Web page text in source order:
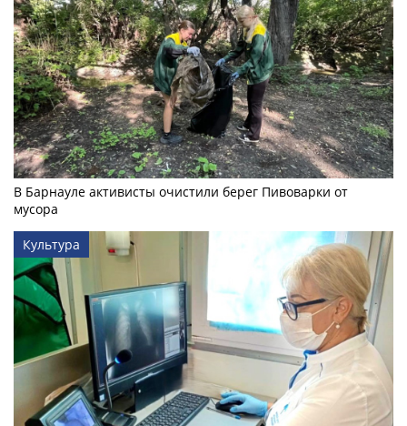
В Барнауле активисты очистили берег Пивоварки от
мусора
Культура